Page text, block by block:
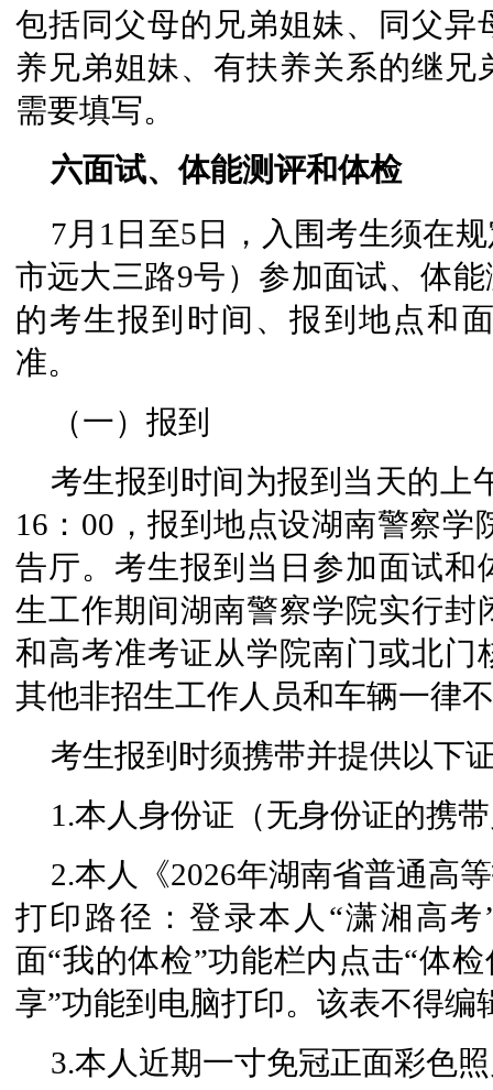
包括同父母的兄弟姐妹、同父
养兄弟姐妹、有扶养关系的继
需要填写。
六面试、体能测评和体检
7月1日至5日，入围考生须在
市远大三路9号）参加面试、体
的考生报到时间、报到地点和
准。
（一）报到
考生报到时间为报到当天的上
16：00，报到地点设湖南警察
告厅。考生报到当日参加面试
生工作期间湖南警察学院实行
和高考准考证从学院南门或北
其他非招生工作人员和车辆一律
考生报到时须携带并提供以下
1.本人身份证（无身份证的携
2.本人《2026年湖南省普通高
打印路径：登录本人“潇湘高考
面“我的体检”功能栏内点击“体
享”功能到电脑打印。该表不得编
3.本人近期一寸免冠正面彩色